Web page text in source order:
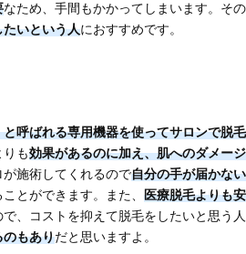
なため、手間もかかってしまいます。その
いという人におすすめです。
呼ばれる専用機器を使ってサロンで脱毛
も効果があるのに加え、肌へのダメージ
施術してくれるので自分の手が届かない
とができます。また、 医療脱毛よりも安
で、コストを抑えて脱毛をしたいと思う人
のもありだと思いますよ。